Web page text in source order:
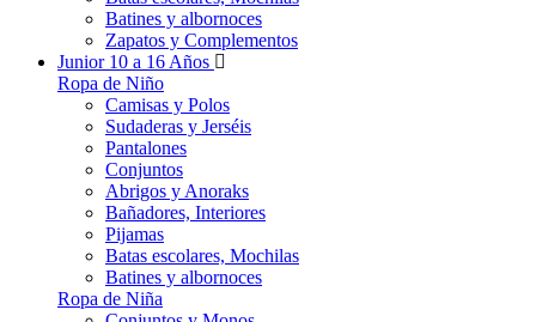
Batines y albornoces
Zapatos y Complementos
Junior 10 a 16 Años
Ropa de Niño
Camisas y Polos
Sudaderas y Jerséis
Pantalones
Conjuntos
Abrigos y Anoraks
Bañadores, Interiores
Pijamas
Batas escolares, Mochilas
Batines y albornoces
Ropa de Niña